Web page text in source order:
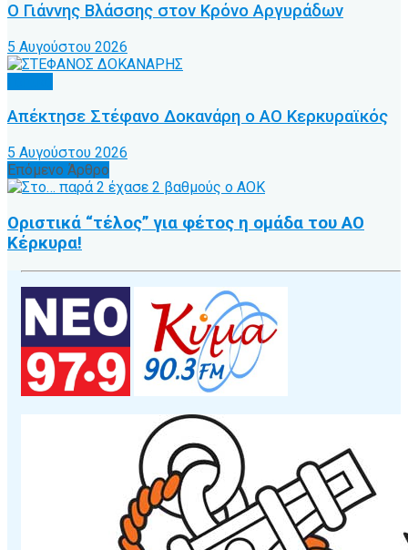
Ο Γιάννης Βλάσσης στον Κρόνο Αργυράδων
5 Αυγούστου 2026
Απέκτησε Στέφανο Δοκανάρη ο ΑΟ Κερκυραϊκός
5 Αυγούστου 2026
Επόμενο Άρθρο
Οριστικά “τέλος” για φέτος η ομάδα του ΑΟ
Κέρκυρα!